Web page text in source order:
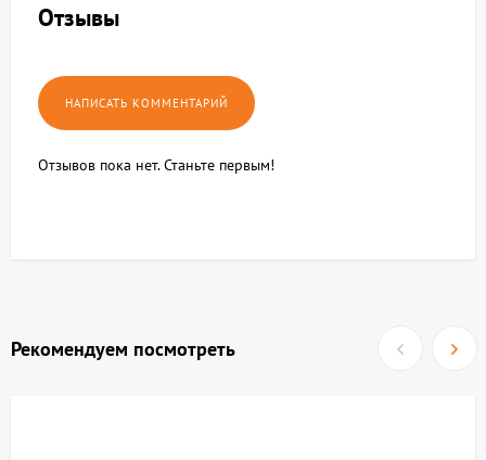
Отзывы
Отзывов пока нет. Станьте первым!
Рекомендуем посмотреть